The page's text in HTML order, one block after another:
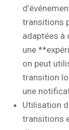
transitions
adaptées à
une
on peut
transition
une
Utilisation
transitions